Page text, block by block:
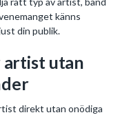
känns
din publik.
artist utan
direkt utan onödiga